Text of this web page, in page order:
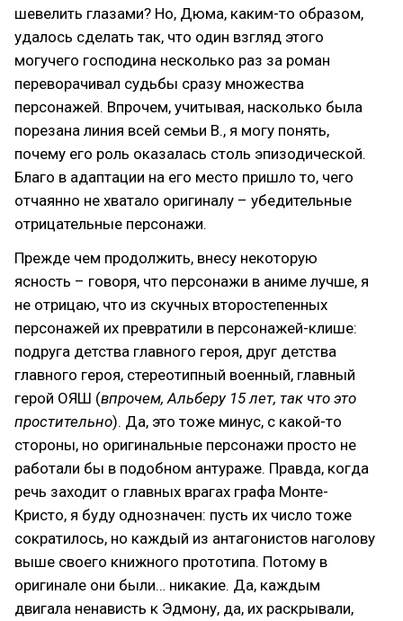
шевелить глазами? Но, Дюма, каким-то образом,
удалось сделать так, что один взгляд этого
могучего господина несколько раз за роман
переворачивал судьбы сразу множества
персонажей. Впрочем, учитывая, насколько была
порезана линия всей семьи В., я могу понять,
почему его роль оказалась столь эпизодической.
Благо в адаптации на его место пришло то, чего
отчаянно не хватало оригиналу – убедительные
отрицательные персонажи.
Прежде чем продолжить, внесу некоторую
ясность – говоря, что персонажи в аниме лучше, я
не отрицаю, что из скучных второстепенных
персонажей их превратили в персонажей-клише:
подруга детства главного героя, друг детства
главного героя, стереотипный военный, главный
герой ОЯШ (впрочем, Альберу 15 лет, так что это
простительно). Да, это тоже минус, с какой-то
стороны, но оригинальные персонажи просто не
работали бы в подобном антураже. Правда, когда
речь заходит о главных врагах графа Монте-
Кристо, я буду однозначен: пусть их число тоже
сократилось, но каждый из антагонистов наголову
выше своего книжного прототипа. Потому в
оригинале они были… никакие. Да, каждым
двигала ненависть к Эдмону, да, их раскрывали,